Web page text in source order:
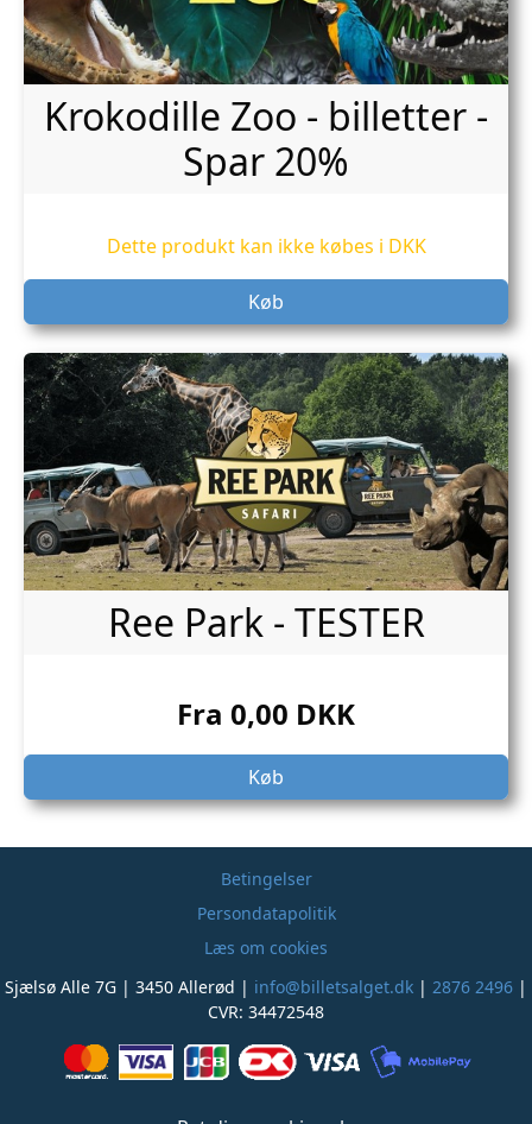
Krokodille Zoo - billetter -
Spar 20%
Dette produkt kan ikke købes i DKK
Køb
Ree Park - TESTER
Fra 0,00 DKK
Køb
Betingelser
Persondatapolitik
Læs om cookies
Sjælsø Alle 7G | 3450 Allerød | info@billetsalget.dk | 2876 2496 |
CVR: 34472548